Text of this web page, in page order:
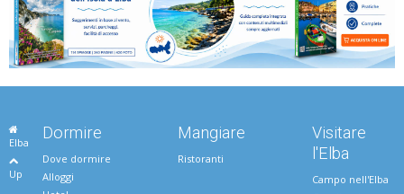
Elba
Up
Dormire
Dove dormire
Alloggi
Mangiare
Ristoranti
Visitare
l'Elba
Campo nell'Elba